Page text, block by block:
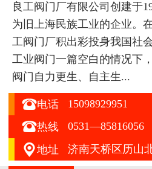
良工阀门厂有限公司创建于
为旧上海民族工业的企业。
工阀门厂积出彩投身我国社
工业阀门一篇空白的情况下
阀门自力更生、自主生...
电话 15098929951
热线 0531—85816056
地址